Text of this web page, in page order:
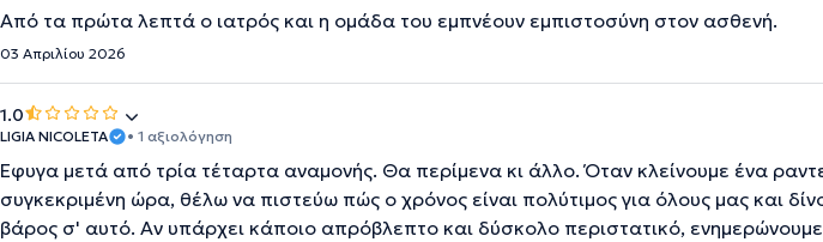
Από τα πρώτα λεπτά ο ιατρός και η ομάδα του εμπνέουν εμπιστοσύνη στον ασθενή.
03 Απριλίου 2026
1.0
LIGIA NICOLETA • 1 αξιολόγηση
Έφυγα μετά από τρία τέταρτα αναμονής. Θα περίμενα κι άλλο. Όταν κλείνουμε ένα
συγκεκριμένη ώρα, θέλω να πιστεύω πώς ο χρόνος είναι πολύτιμος για όλους μας και
βάρος σ' αυτό. Αν υπάρχει κάποιο απρόβλεπτο και δύσκολο περιστατικό,